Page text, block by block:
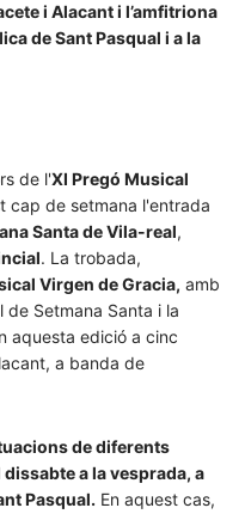
i Alacant i l’amfitriona
de Sant Pasqual i a la
de l'XI Pregó Musical
cap de setmana l'entrada
Santa de Vila-real,
. La trobada,
Virgen de Gracia, amb
de Setmana Santa i la
aquesta edició a cinc
a banda de
de diferents
a la vesprada, a
Pasqual. En aquest cas,